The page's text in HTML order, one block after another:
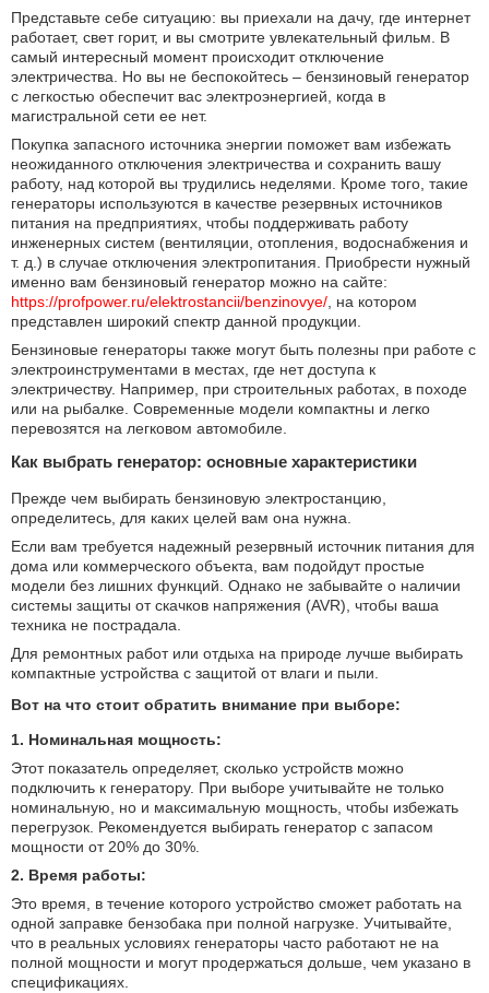
Представьте себе ситуацию: вы приехали на дачу, где интернет
работает, свет горит, и вы смотрите увлекательный фильм. В
самый интересный момент происходит отключение
электричества. Но вы не беспокойтесь – бензиновый генератор
с легкостью обеспечит вас электроэнергией, когда в
магистральной сети ее нет.
Покупка запасного источника энергии поможет вам избежать
неожиданного отключения электричества и сохранить вашу
работу, над которой вы трудились неделями. Кроме того, такие
генераторы используются в качестве резервных источников
питания на предприятиях, чтобы поддерживать работу
инженерных систем (вентиляции, отопления, водоснабжения и
т. д.) в случае отключения электропитания. Приобрести нужный
именно вам бензиновый генератор можно на сайте:
https://profpower.ru/elektrostancii/benzinovye/, на котором
представлен широкий спектр данной продукции.
Бензиновые генераторы также могут быть полезны при работе с
электроинструментами в местах, где нет доступа к
электричеству. Например, при строительных работах, в походе
или на рыбалке. Современные модели компактны и легко
перевозятся на легковом автомобиле.
Как выбрать генератор: основные характеристики
Прежде чем выбирать бензиновую электростанцию,
определитесь, для каких целей вам она нужна.
Если вам требуется надежный резервный источник питания для
дома или коммерческого объекта, вам подойдут простые
модели без лишних функций. Однако не забывайте о наличии
системы защиты от скачков напряжения (AVR), чтобы ваша
техника не пострадала.
Для ремонтных работ или отдыха на природе лучше выбирать
компактные устройства с защитой от влаги и пыли.
Вот на что стоит обратить внимание при выборе:
1. Номинальная мощность:
Этот показатель определяет, сколько устройств можно
подключить к генератору. При выборе учитывайте не только
номинальную, но и максимальную мощность, чтобы избежать
перегрузок. Рекомендуется выбирать генератор с запасом
мощности от 20% до 30%.
2. Время работы:
Это время, в течение которого устройство сможет работать на
одной заправке бензобака при полной нагрузке. Учитывайте,
что в реальных условиях генераторы часто работают не на
полной мощности и могут продержаться дольше, чем указано в
спецификациях.